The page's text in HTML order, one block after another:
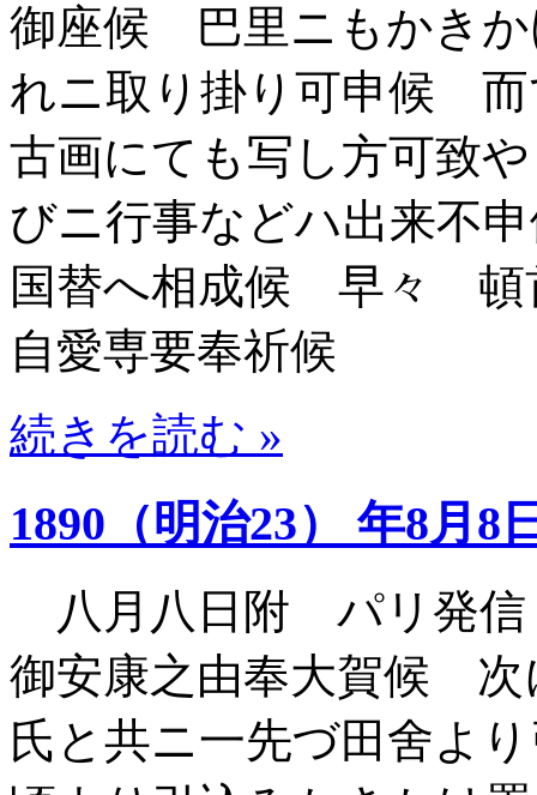
御座候 巴里ニもかきか
れニ取り掛り可申候 而
古画にても写し方可致
びニ行事などハ出来不
国替へ相成候 早
自愛専要奉祈候
続きを読む »
1890（明治23） 年8月8
八月八日附 パリ発
御安康之由奉大賀候 次
氏と共ニ一先づ田舍よ